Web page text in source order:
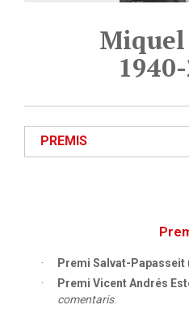
Miquel
PREMIS
Premi Salvat-Papasseit
Premi Vicent Andrés
comentaris.